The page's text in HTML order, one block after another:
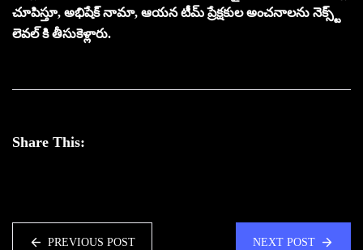
చూపిస్తూ, అభిషేక్ నామా, ఆయన టీమ్ ప్రేక్షకుల అంచనాలను నెక్స్ట్
లెవల్ కి తీసుకెళ్లారు.
Share This:
PREVIOUS POST NEXT POST